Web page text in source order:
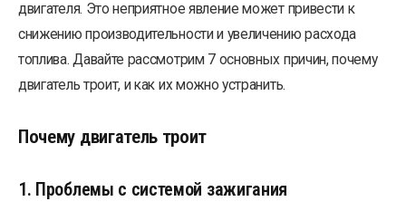
двигателя. Это неприятное явление может привести к
снижению производительности и увеличению расхода
топлива. Давайте рассмотрим 7 основных причин, почему
двигатель троит, и как их можно устранить.
Почему двигатель троит
1. Проблемы с системой зажигания